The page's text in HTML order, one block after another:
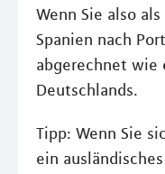
Wenn Sie also
Spanien nach
abgerechnet wie
Deutschlands.
Tipp: Wenn Sie
ein